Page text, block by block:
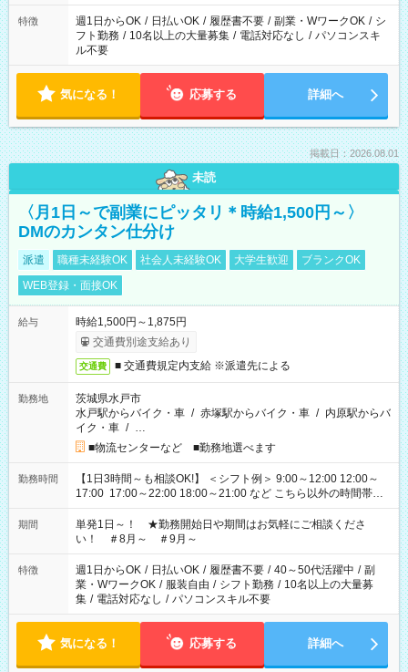
ください！
特徴 週1日からOK / 日払いOK / 履歴書不要 / 副業・WワークOK / シ
フト勤務 / 10名以上の大量募集 / 電話対応なし / パソコンスキ
ル不要
気になる！ 応募する 詳細へ
掲載日：2026.08.01
未読
〈月1日～で副業にピッタリ＊時給1,500円～〉
DMのカンタン仕分け
派遣 職種未経験OK 社会人未経験OK 大学生歓迎
ブランクOK
WEB登録・面接OK
給与
時給1,500円～1,875円
交通費別途支給あり
交通費 ■ 交通費規定内支給 ※派遣先による
勤務地
茨城県水戸市
水戸駅からバイク・車 / 赤塚駅からバイク・車 / 内原駅からバ
イク・車 / …
■物流センターなど ■勤務地選べます
勤務時間
【1日3時間～も相談OK!】 ＜シフト例＞ 9:00～12:00 12:00～
17:00 17:00～22:00 18:00～21:00 など こちら以外の時間帯も
お気軽にご相談ください！
期間
単発1日～！ ★勤務開始日や期間はお気軽にご相談くださ
い！ ＃8月～ ＃9月～
特徴 週1日からOK / 日払いOK / 履歴書不要 / 40～50代活躍中 / 副
業・WワークOK / 服装自由 / シフト勤務 / 10名以上の大量募
集 / 電話対応なし / パソコンスキル不要
気になる！ 応募する 詳細へ